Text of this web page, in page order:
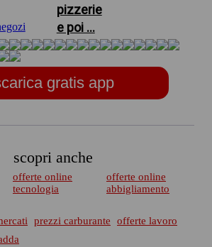
pizzerie
e poi ...
gratis app
scopri anche
offerte online
tecnologia
offerte online
abbigliamento
prezzi carburante
offerte lavoro